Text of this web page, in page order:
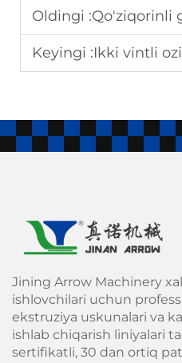
Oldingi :Qo'ziqorinli granulalar ishlab chiqarish
Keyingi :Ikki vintli oziq-ovqat ekstruziya
Jining Arrow Machinery
ishlovchilari uchun
ekstruziya uskunalari va
ishlab chiqarish liniyalari
sertifikatli, 30 dan ortiq